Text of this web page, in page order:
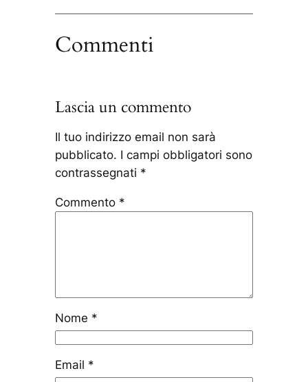
Commenti
Lascia un commento
Il tuo indirizzo email non sarà
pubblicato. I campi obbligatori sono
contrassegnati *
Commento *
Nome *
Email *